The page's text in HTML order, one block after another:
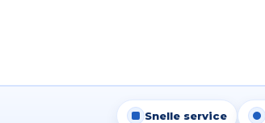
Snelle service